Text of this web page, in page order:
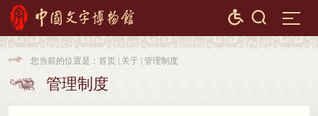
 
 管理制度
 您当前的位置是： 首页 关于 管理制度